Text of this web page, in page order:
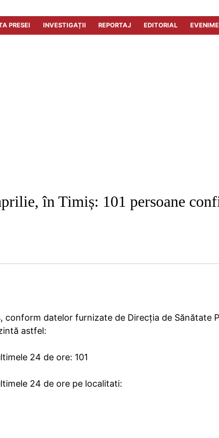
PRESEI INVESTIGAȚII REPORTAJ EDITORIAL
în Timiș: 101 persoane
conform datelor furnizate de Direcția de Sănătate
astfel:
24 de ore: 101
24 de ore pe localitati: